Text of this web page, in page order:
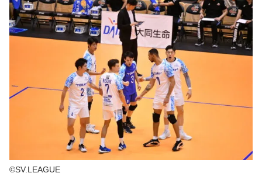
©SV.LEAGUE